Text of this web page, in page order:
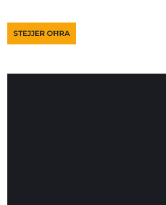
STEJJER OĦRA